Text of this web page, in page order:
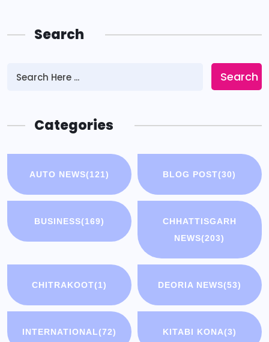
Search
Search
Categories
AUTO NEWS(121) BLOG POST(30)
BUSINESS(169)
CHHATTISGARH
NEWS(203)
CHITRAKOOT(1) DEORIA NEWS(53)
INTERNATIONAL(72) KITABI KONA(3)